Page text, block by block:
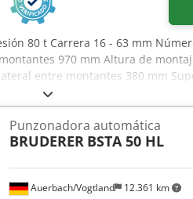
80 t Carrera 16 - 63 mm
970 mm Altura de
entre montantes 380 mm
mm Altura de la mesa sobre el
mm Ancho del material 203
accionamiento 37,0 kW Peso
sin escalonamientos,
de la carrera, ajuste
de rodillos Bruderer BBV
en voladizo Guethle CK 01/
Auerbach/Vogtland 12.361 km
Punzonadora automática
BRUDERER BSTA 50 HL